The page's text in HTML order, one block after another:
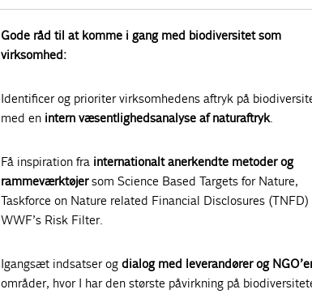
Gode råd til at komme i gang med biodiversitet som
virksomhed:
Identificer og prioriter virksomhedens aftryk på
med en intern væsentlighedsanalyse af naturaftryk.
Få inspiration fra internationalt anerkendte metoder og
rammeværktøjersom Science Based Targets for Nature,
Taskforce on Nature related Financial Disclosures (TNFD)
WWF’s Risk Filter.
Igangsæt indsatser og dialog med leverandører og
områder, hvor I har den største påvirkning på